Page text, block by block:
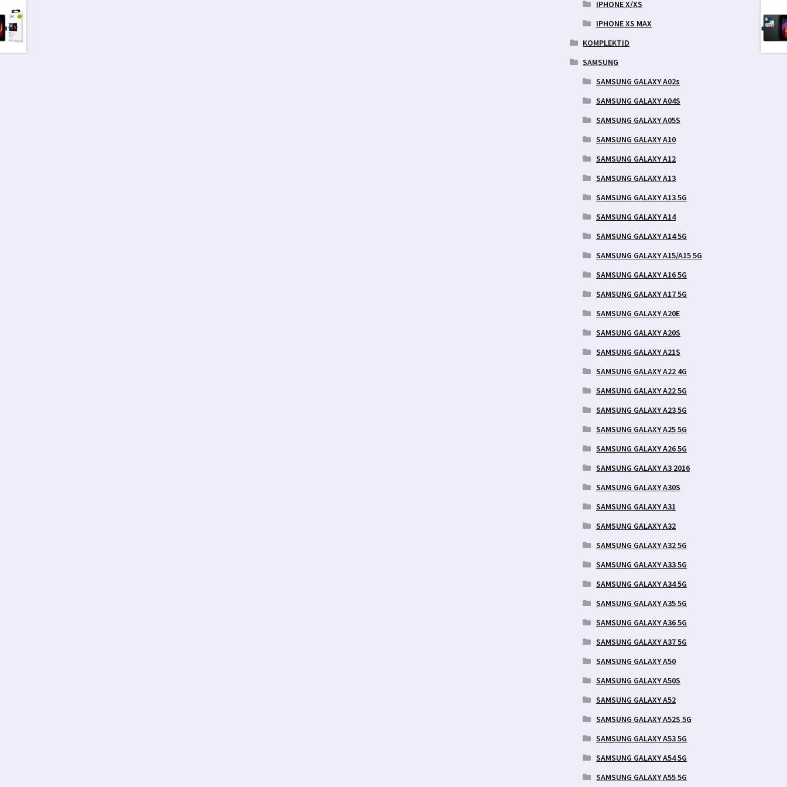
IPHONE X/XS
IPHONE XS MAX
KOMPLEKTID
SAMSUNG
SAMSUNG GALAXY A02s
SAMSUNG GALAXY A04S
SAMSUNG GALAXY A05S
SAMSUNG GALAXY A10
SAMSUNG GALAXY A12
SAMSUNG GALAXY A13
SAMSUNG GALAXY A13 5G
SAMSUNG GALAXY A14
SAMSUNG GALAXY A14 5G
SAMSUNG GALAXY A15/A15 5G
SAMSUNG GALAXY A16 5G
SAMSUNG GALAXY A17 5G
SAMSUNG GALAXY A20E
SAMSUNG GALAXY A20S
SAMSUNG GALAXY A21S
SAMSUNG GALAXY A22 4G
SAMSUNG GALAXY A22 5G
SAMSUNG GALAXY A23 5G
SAMSUNG GALAXY A25 5G
SAMSUNG GALAXY A26 5G
SAMSUNG GALAXY A3 2016
SAMSUNG GALAXY A30S
SAMSUNG GALAXY A31
SAMSUNG GALAXY A32
SAMSUNG GALAXY A32 5G
SAMSUNG GALAXY A33 5G
SAMSUNG GALAXY A34 5G
SAMSUNG GALAXY A35 5G
SAMSUNG GALAXY A36 5G
SAMSUNG GALAXY A37 5G
SAMSUNG GALAXY A50
SAMSUNG GALAXY A50S
SAMSUNG GALAXY A52
SAMSUNG GALAXY A52S 5G
SAMSUNG GALAXY A53 5G
SAMSUNG GALAXY A54 5G
SAMSUNG GALAXY A55 5G